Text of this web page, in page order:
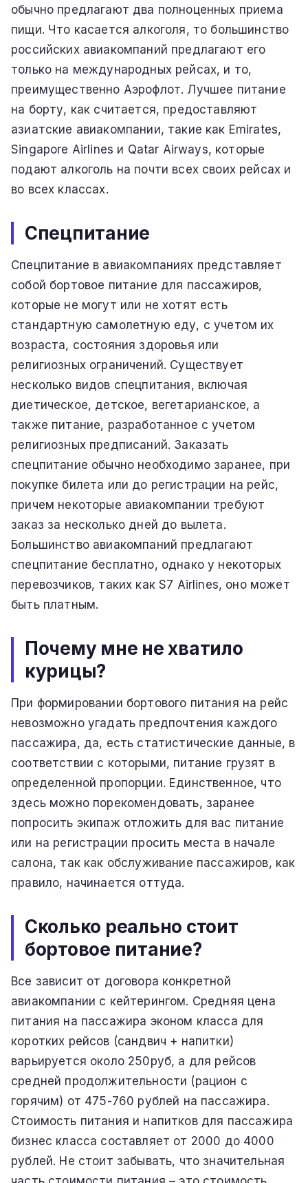
обычно предлагают два полноценных приема
пищи. Что касается алкоголя, то большинство
российских авиакомпаний предлагают его
только на международных рейсах, и то,
преимущественно Аэрофлот. Лучшее питание
на борту, как считается, предоставляют
азиатские авиакомпании, такие как Emirates,
Singapore Airlines и Qatar Airways, которые
подают алкоголь на почти всех своих рейсах и
во всех классах.
Спецпитание
Спецпитание в авиакомпаниях представляет
собой бортовое питание для пассажиров,
которые не могут или не хотят есть
стандартную самолетную еду, с учетом их
возраста, состояния здоровья или
религиозных ограничений. Существует
несколько видов спецпитания, включая
диетическое, детское, вегетарианское, а
также питание, разработанное с учетом
религиозных предписаний. Заказать
спецпитание обычно необходимо заранее, при
покупке билета или до регистрации на рейс,
причем некоторые авиакомпании требуют
заказ за несколько дней до вылета.
Большинство авиакомпаний предлагают
спецпитание бесплатно, однако у некоторых
перевозчиков, таких как S7 Airlines, оно может
быть платным.
Почему мне не хватило
курицы?
При формировании бортового питания на рейс
невозможно угадать предпочтения каждого
пассажира, да, есть статистические данные, в
соответствии с которыми, питание грузят в
определенной пропорции. Единственное, что
здесь можно порекомендовать, заранее
попросить экипаж отложить для вас питание
или на регистрации просить места в начале
салона, так как обслуживание пассажиров, как
правило, начинается оттуда.
Сколько реально стоит
бортовое питание?
Все зависит от договора конкретной
авиакомпании с кейтерингом. Средняя цена
питания на пассажира эконом класса для
коротких рейсов (сандвич + напитки)
варьируется около 250руб, а для рейсов
средней продолжительности (рацион с
горячим) от 475-760 рублей на пассажира.
Стоимость питания и напитков для пассажира
бизнес класса составляет от 2000 до 4000
рублей. Не стоит забывать, что значительная